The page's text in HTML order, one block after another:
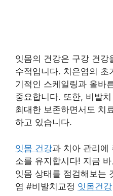
잇몸의 건강은 구강 건강
수적입니다. 치은염의 초
기적인 스케일링과 올바
중요합니다. 또한, 비발
최대한 보존하면서도 치
하고 있습니다.
잇몸 건강과 치아 관리에
소를 유지합시다! 지금
잇몸 상태를 점검해보는
염 #비발치교정 잇몸건강